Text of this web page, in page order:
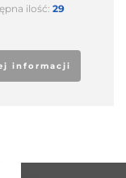
ilość:29
informacji